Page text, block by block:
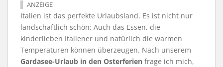
ANZEIGE
Italien ist das perfekte Urlaubsland. Es ist nicht nur
landschaftlich schön; Auch das Essen, die
kinderlieben Italiener und natürlich die warmen
Temperaturen können überzeugen. Nach unserem
Gardasee-Urlaub in den Osterferien frage ich mich,